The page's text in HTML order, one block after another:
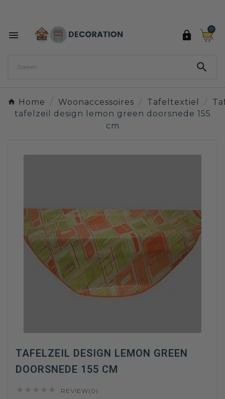
 
0

Home Woonaccessoires Tafeltextiel
tafelzeil design lemon green doorsnede 155
cm
TAFELZEIL DESIGN LEMON GREEN
DOORSNEDE 155 CM
REVIEW(0)